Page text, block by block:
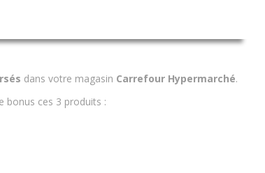
dans votre magasin Carrefour Hypermarché.
bonus ces 3 produits :